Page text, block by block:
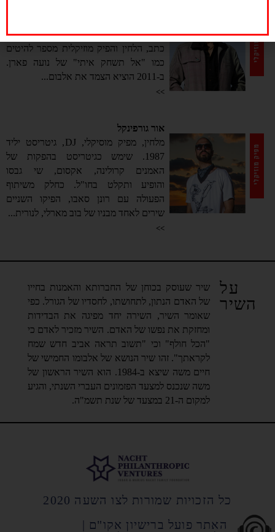
מהצמד "סאבו וקותי" (לצד אופיר קותיאל)
כתב, הלחין והפיק מוזיקלית מספר להיטים
כמו "אל תשחק איתי" של נועה פארן.
ב-2011 הוציא הצמד את אלבום...
>>
אור גורפינקל
מלחין, מפיק מוסיקלי, DJ, גיטריסט יליד
1987. שימש כגיטריסט בהפקות של
האמנים קרולינה, אקסום, שי גבסו
והופיע ותקלט בחו"ל. כחלק משיתוף
הפעולה עם רונן סאבו, הפיקו השניים
שירים לאחד מבניו של בוב מארלי, לנורית...
>>
על
השיר
שיר שעוסק בכוחן של החברותא והאמנות בחייו
של האדם הנתון, לתחושתו, לחסדיו של הגורל. כפי
שאומר השיר, השירה יחד מפיגה את הבדידות
ומחזקת את נפשו של האדם. השיר מזכיר לאדם כי
"הכל חולף" וכי "תשוב תראה אביב חדש שמח
לקראתך". זהו שיר הנושא של אלבומו החמישי של
חיים משה שיצא ב-1984. הוא השיר הראשון של
משה שנכנס למצעד הפזמונים העברי השנתי, והגיע
למקום ה-21 במצעד של שנת תשמ"ה.
כל הזכויות שמורות לצו השעה 2020
האתר פועל ברישיון אקו"ם |